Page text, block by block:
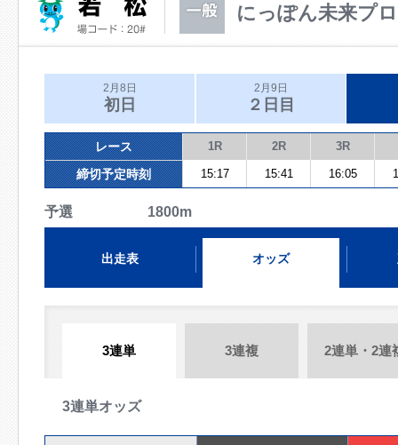
にっぽん未来プ
2月8日
初日
2月9日
２日目
レース 1R 2R 3R
締切予定時刻 15:17 15:41 16:05
予選 1800m
出走表 オッズ
3連単 3連複 2連単・2連
3連単オッズ